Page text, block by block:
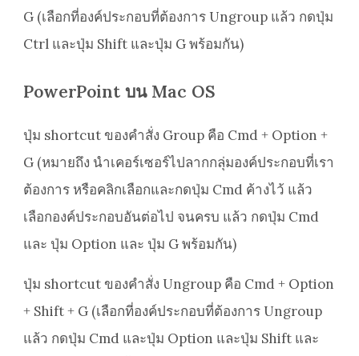
G (เลือกที่องค์ประกอบที่ต้องการ Ungroup แล้ว กดปุ่ม
Ctrl และปุ่ม Shift และปุ่ม G พร้อมกัน)
PowerPoint บน Mac OS
ปุ่ม shortcut ของคำสั่ง Group คือ Cmd + Option +
G (หมายถึง นำเคอร์เซอร์ไปลากกลุ่มองค์ประกอบที่เรา
ต้องการ หรือคลิกเลือกและกดปุ่ม Cmd ค้างไว้ แล้ว
เลือกองค์ประกอบอันต่อไป จนครบ แล้ว กดปุ่ม Cmd
และ ปุ่ม Option และ ปุ่ม G พร้อมกัน)
ปุ่ม shortcut ของคำสั่ง Ungroup คือ Cmd + Option
+ Shift + G (เลือกที่องค์ประกอบที่ต้องการ Ungroup
แล้ว กดปุ่ม Cmd และปุ่ม Option และปุ่ม Shift และ